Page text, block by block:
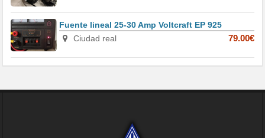
Fuente lineal 25-30 Amp Voltcraft EP 925
Ciudad real
79.00€